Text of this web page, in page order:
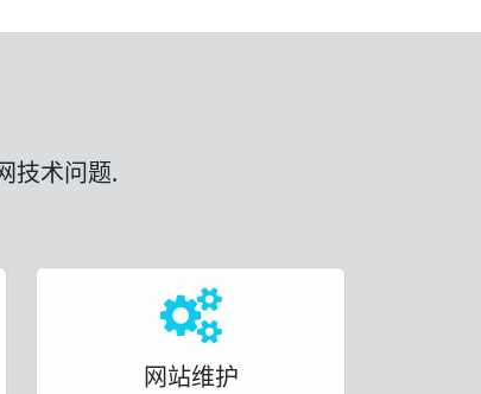
技术问题.
网站维护